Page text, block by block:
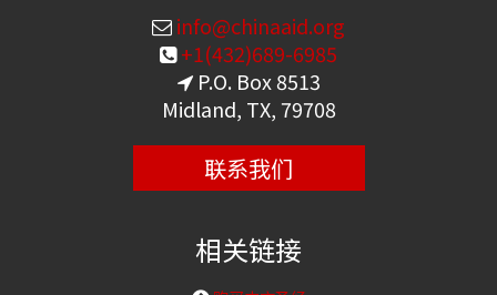
info@chinaaid.org
+1(432)689-6985
P.O. Box 8513
Midland, TX, 79708
联系我们
相关链接